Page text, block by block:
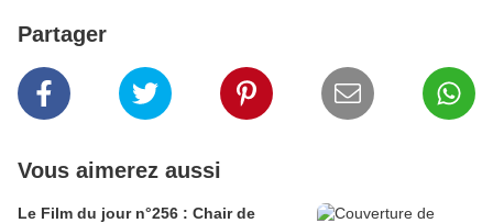
Partager
Vous aimerez aussi
Le Film du jour n°256 : Chair de